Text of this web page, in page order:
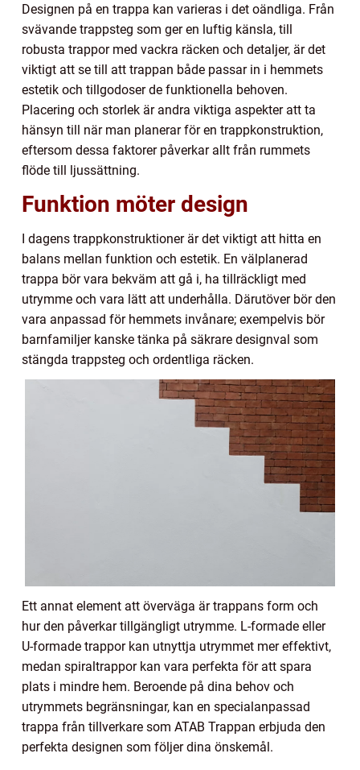
Designen på en trappa kan varieras i det oändliga. Från
svävande trappsteg som ger en luftig känsla, till
robusta trappor med vackra räcken och detaljer, är det
viktigt att se till att trappan både passar in i hemmets
estetik och tillgodoser de funktionella behoven.
Placering och storlek är andra viktiga aspekter att ta
hänsyn till när man planerar för en trappkonstruktion,
eftersom dessa faktorer påverkar allt från rummets
flöde till ljussättning.
Funktion möter design
I dagens trappkonstruktioner är det viktigt att hitta en
balans mellan funktion och estetik. En välplanerad
trappa bör vara bekväm att gå i, ha tillräckligt med
utrymme och vara lätt att underhålla. Därutöver bör den
vara anpassad för hemmets invånare; exempelvis bör
barnfamiljer kanske tänka på säkrare designval som
stängda trappsteg och ordentliga räcken.
Ett annat element att överväga är trappans form och
hur den påverkar tillgängligt utrymme. L-formade eller
U-formade trappor kan utnyttja utrymmet mer effektivt,
medan spiraltrappor kan vara perfekta för att spara
plats i mindre hem. Beroende på dina behov och
utrymmets begränsningar, kan en specialanpassad
trappa från tillverkare som ATAB Trappan erbjuda den
perfekta designen som följer dina önskemål.